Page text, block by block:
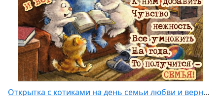
Открытка с котиками на день семьи любви и верности